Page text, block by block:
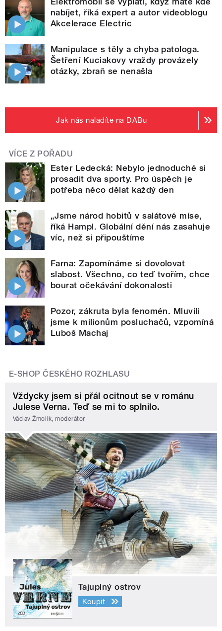
nabíjet, říká expert a autor videoblogu
Akcelerace Electric
Manipulace s těly a chyba patologa.
Šetření Kuciakovy vraždy provázely
otázky, zbraň se nenašla
Jak nás naladíte na DABu
VÍCE Z POŘADU
Ester Ledecká: Nebylo jednoduché si
prosadit dva sporty. Pro úspěch je
potřeba něco dělat každý den
„Jsme národ hobitů v salátové míse,
říká Hampl. Globální dění nás zasahuje
víc, než si připouštíme
Farna: Zapomínáme si dovolovat
slabost. Všechno, co teď tvořím, chce
bourat očekávání dokonalosti
Pozor, zákruta byla fenomén. Mluvili
jsme k milionům posluchačů, vzpomíná
Luboš Machaj
E-SHOP ČESKÉHO ROZHLASU
Vždycky jsem si přál ocitnout se v románu
Julese Verna. Teď se mi to splnilo.
Václav Žmolík, moderátor
Tajuplný ostrov
Koupit